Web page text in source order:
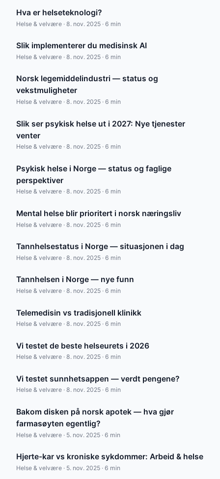
Hva er helseteknologi?
Helse & velvære · 8. nov. 2025 · 6 min
Slik implementerer du medisinsk AI
Helse & velvære · 8. nov. 2025 · 6 min
Norsk legemiddelindustri — status og
vekstmuligheter
Helse & velvære · 8. nov. 2025 · 6 min
Slik ser psykisk helse ut i 2027: Nye tjenester
venter
Helse & velvære · 8. nov. 2025 · 6 min
Psykisk helse i Norge — status og faglige
perspektiver
Helse & velvære · 8. nov. 2025 · 6 min
Mental helse blir prioritert i norsk næringsliv
Helse & velvære · 8. nov. 2025 · 6 min
Tannhelsestatus i Norge — situasjonen i dag
Helse & velvære · 8. nov. 2025 · 6 min
Tannhelsen i Norge — nye funn
Helse & velvære · 8. nov. 2025 · 6 min
Telemedisin vs tradisjonell klinikk
Helse & velvære · 8. nov. 2025 · 6 min
Vi testet de beste helseurets i 2026
Helse & velvære · 8. nov. 2025 · 6 min
Vi testet sunnhetsappen — verdt pengene?
Helse & velvære · 8. nov. 2025 · 6 min
Bakom disken på norsk apotek — hva gjør
farmasøyten egentlig?
Helse & velvære · 5. nov. 2025 · 6 min
Hjerte-kar vs kroniske sykdommer: Arbeid & helse
Helse & velvære · 5. nov. 2025 · 6 min